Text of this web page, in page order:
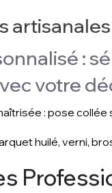
artisanales
:
votre
: pose
huilé, verni,